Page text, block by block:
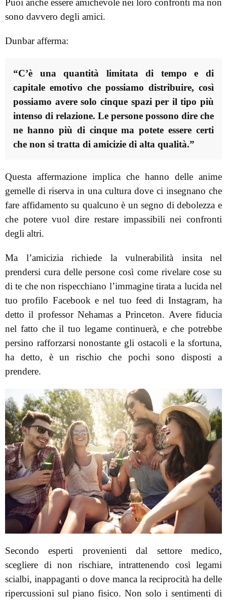
Puoi anche essere amichevole nei loro confronti ma non
sono davvero degli amici.
Dunbar afferma:
“C’è una quantità limitata di tempo e di
capitale emotivo che possiamo distribuire, così
possiamo avere solo cinque spazi per il tipo più
intenso di relazione. Le persone possono dire che
ne hanno più di cinque ma potete essere certi
che non si tratta di amicizie di alta qualità.”
Questa affermazione implica che hanno delle anime
gemelle di riserva in una cultura dove ci insegnano che
fare affidamento su qualcuno è un segno di debolezza e
che potere vuol dire restare impassibili nei confronti
degli altri.
Ma l’amicizia richiede la vulnerabilità insita nel
prendersi cura delle persone così come rivelare cose su
di te che non rispecchiano l’immagine tirata a lucida nel
tuo profilo Facebook e nel tuo feed di Instagram, ha
detto il professor Nehamas a Princeton. Avere fiducia
nel fatto che il tuo legame continuerà, e che potrebbe
persino rafforzarsi nonostante gli ostacoli e la sfortuna,
ha detto, è un rischio che pochi sono disposti a
prendere.
Secondo esperti provenienti dal settore medico,
scegliere di non rischiare, intrattenendo così legami
scialbi, inappaganti o dove manca la reciprocità ha delle
ripercussioni sul piano fisico. Non solo i sentimenti di